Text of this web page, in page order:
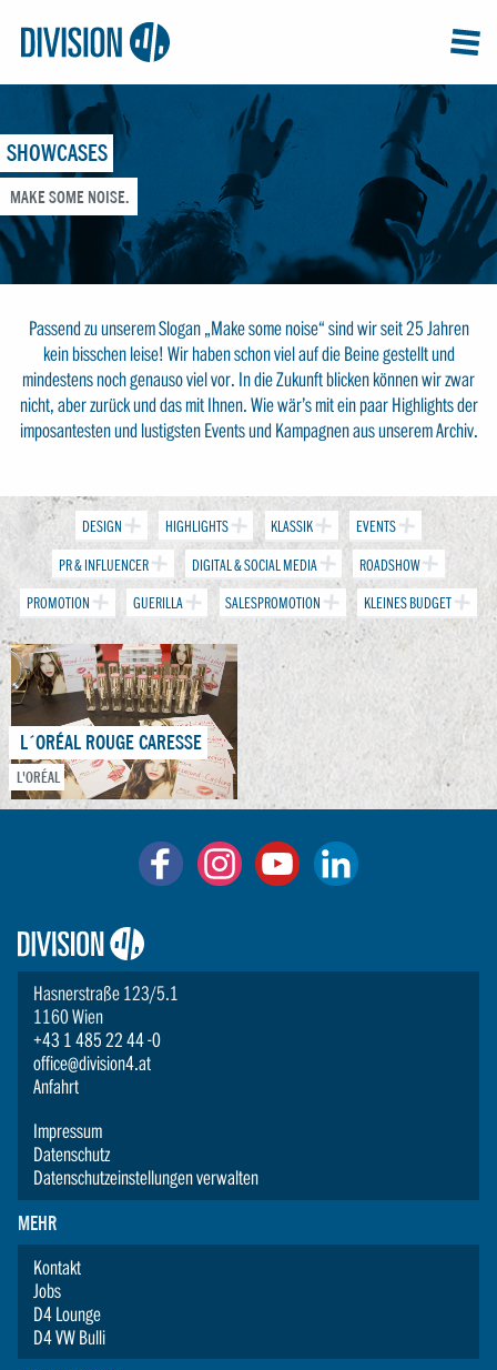
Logo:
Division4
SHOWCASES
MAKE SOME NOISE.
Passend zu unserem Slogan „Make some noise“ sind wir seit 25 Jahren
kein bisschen leise! Wir haben schon viel auf die Beine gestellt und
mindestens noch genauso viel vor. In die Zukunft blicken können wir zwar
nicht, aber zurück und das mit Ihnen. Wie wär’s mit ein paar Highlights der
imposantesten und lustigsten Events und Kampagnen aus unserem Archiv.
DESIGN HIGHLIGHTS KLASSIK EVENTS
PR & INFLUENCER DIGITAL & SOCIAL MEDIA ROADSHOW
PROMOTION GUERILLA SALESPROMOTION KLEINES BUDGET
L´ORÉAL ROUGE CARESSE
L'ORÉAL
Logo:
Division4
Hasnerstraße 123/5.1
1160 Wien
+43 1 485 22 44 -0
office@division4.at
Anfahrt
Impressum
Datenschutz
Datenschutzeinstellungen verwalten
MEHR
Kontakt
Jobs
D4 Lounge
D4 VW Bulli